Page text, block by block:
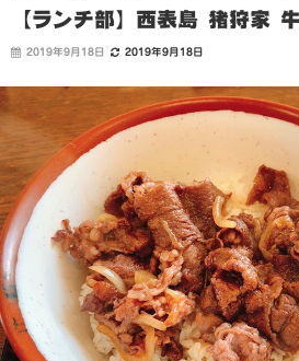
【ランチ部】西表島 猪狩家
2019年9月18日 2019年9月18日